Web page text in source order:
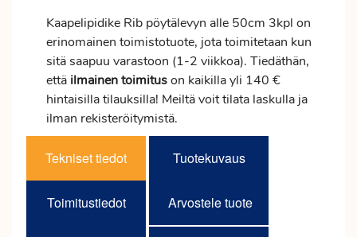
Kaapelipidike Rib pöytälevyn alle 50cm 3kpl on
erinomainen toimistotuote, jota toimitetaan kun
sitä saapuu varastoon (1-2 viikkoa). Tiedäthän,
että ilmainentoimituson kaikilla yli 140 €
hintaisilla tilauksilla! Meiltä voit tilata laskulla ja
ilman rekisteröitymistä.
Tekniset tiedot Tuotekuvaus
Toimitustiedot Arvostele tuote